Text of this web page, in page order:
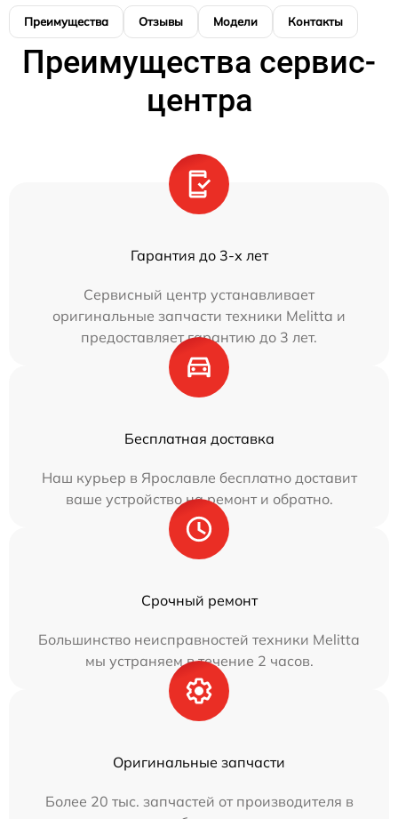
Преимущества Отзывы Модели Контакты
Преимущества сервис-
центра
Гарантия до 3-х лет
Сервисный центр устанавливает
оригинальные запчасти техники Melitta и
предоставляет гарантию до 3 лет.
Бесплатная доставка
Наш курьер в Ярославле бесплатно доставит
ваше устройство на ремонт и обратно.
Срочный ремонт
Большинство неисправностей техники Melitta
мы устраняем в течение 2 часов.
Оригинальные запчасти
Более 20 тыс. запчастей от производителя в